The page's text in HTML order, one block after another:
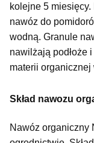
kolejne 5
nawóz do
wodną. Granule
nawilżają podłoże
materii organicznej
Skład nawozu
Nawóz organiczny